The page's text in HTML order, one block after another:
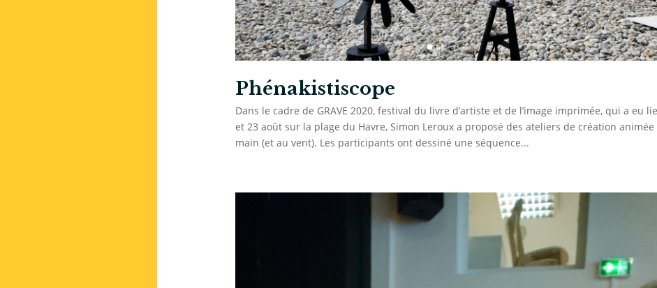
Phénakistiscope
Dans le cadre de GRAVE 2020, festival du livre d’artiste et de l’image imprimée, qui a eu
et 23 août sur la plage du Havre, Simon Leroux a proposé des ateliers de création animée
main (et au vent). Les participants ont dessiné une séquence...